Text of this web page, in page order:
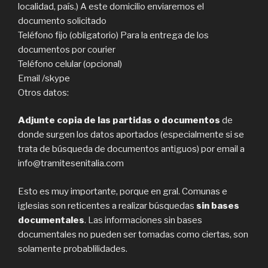
localidad, país.) A este domicilio enviaremos el
documento solicitado
Teléfono fijo (obligatorio) Para la entrega de los
documentos por courier
Teléfono celular (opcional)
Email /skype
Otros datos:
Adjunte copia de las partidas o documentos de
donde surgen los datos aportados (especialmente si se
trata de búsqueda de documentos antiguos) por email a
info@tramitesenitalia.com
Esto es muy importante, porque en gral. Comunas e
iglesias son reticentes a realizar búsquedas sin bases
documentales. Las informaciones sin bases
documentales no pueden ser tomadas como ciertas, son
solamente probablilidades.